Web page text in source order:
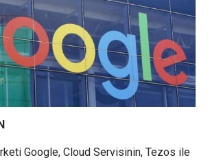
Google, Cloud Servisinin, Tezos ile